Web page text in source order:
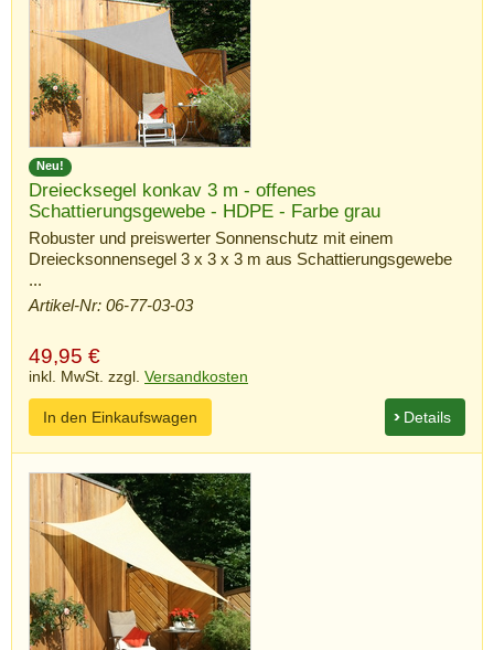
Neu!
Dreiecksegel konkav 3 m - offenes
Schattierungsgewebe - HDPE - Farbe grau
Robuster und preiswerter Sonnenschutz mit einem
Dreiecksonnensegel 3 x 3 x 3 m aus Schattierungsgewebe
...
Artikel-Nr: 06-77-03-03
49,95 €
inkl. MwSt. zzgl. Versandkosten
Details
In den Einkaufswagen